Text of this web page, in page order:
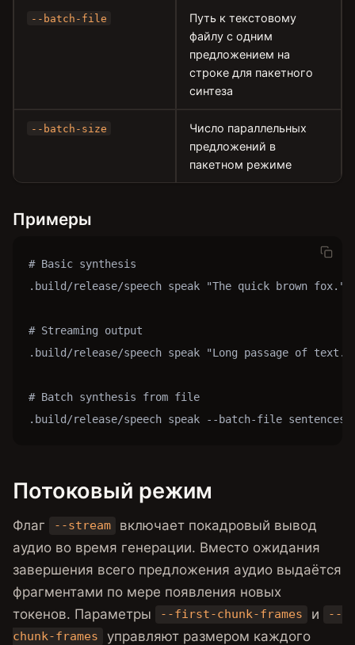
--batch-file
Путь к текстовому
файлу с одним
предложением на
строке для пакетного
синтеза
--batch-size
Число параллельных
предложений в
пакетном режиме
Примеры
# Basic synthesis
.build/release/speech speak "The quick brown fox."
# Streaming output
.build/release/speech speak "Long passage of
# Batch synthesis from file
.build/release/speech speak --batch-file
Потоковый режим
Флаг --stream
включает покадровый вывод
аудио во время генерации. Вместо ожидания
завершения всего предложения аудио выдаётся
фрагментами по мере появления новых
токенов. Параметры
--first-chunk-frames и
--
chunk-frames
управляют размером каждого